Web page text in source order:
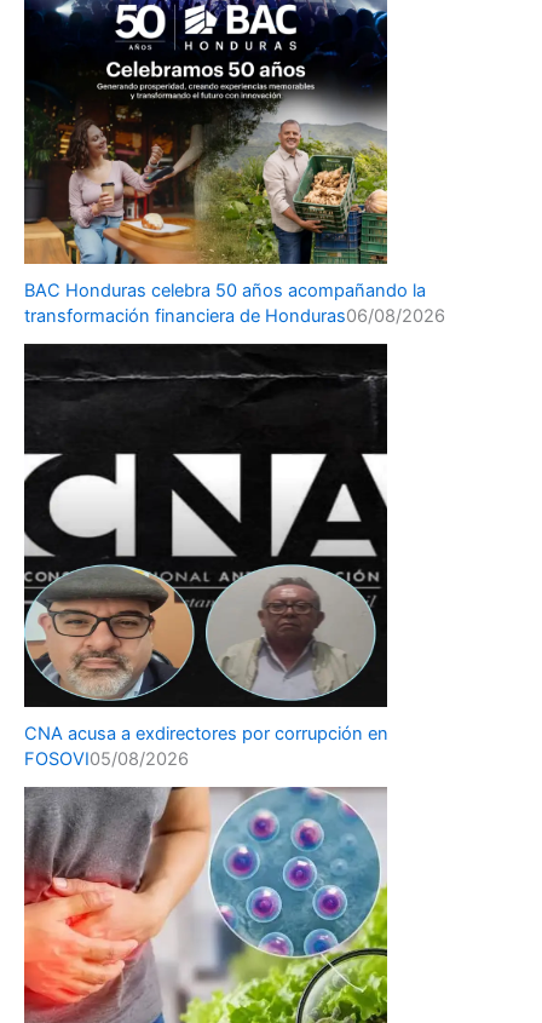
BAC Honduras celebra 50 años acompañando la
transformación financiera de Honduras06/08/2026
CNA acusa a exdirectores por corrupción en
FOSOVI05/08/2026